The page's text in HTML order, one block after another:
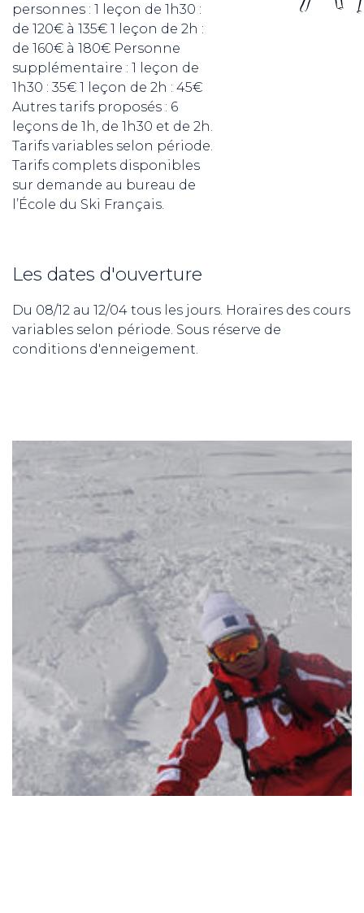
personnes : 1 leçon de 1h30 :
de 120€ à 135€ 1 leçon de 2h :
de 160€ à 180€ Personne
supplémentaire : 1 leçon de
1h30 : 35€ 1 leçon de 2h : 45€
Autres tarifs proposés : 6
leçons de 1h, de 1h30 et de 2h.
Tarifs variables selon période.
Tarifs complets disponibles
sur demande au bureau de
l’École du Ski Français.
Les dates d'ouverture
Du 08/12 au 12/04 tous les jours. Horaires des cours
variables selon période. Sous réserve de
conditions d'enneigement.